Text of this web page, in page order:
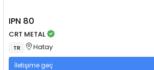
IPN 80
CRT METAL
TR Hatay
İletişime geç